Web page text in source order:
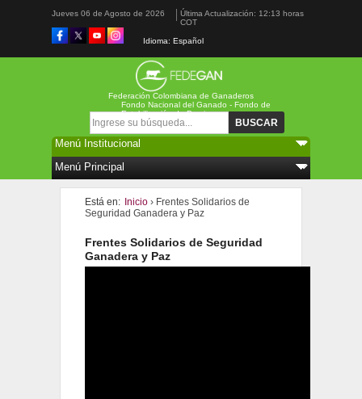
Jueves 06 de Agosto de 2026
Última Actualización: 12:13 horas
COT
Idioma: Español
Federación Colombiana de Ganaderos
Formulario de búsqueda
Fondo Nacional del Ganado - Fondo de
Estabilización de Precios
Está en: Inicio› Frentes Solidarios de
Seguridad Ganadera y Paz
Frentes Solidarios de Seguridad
Ganadera y Paz